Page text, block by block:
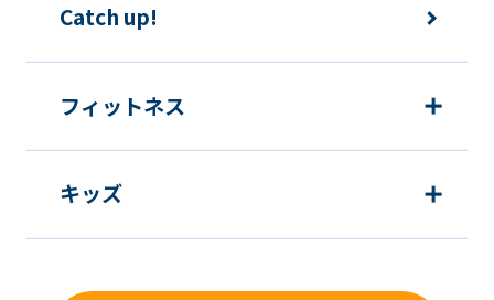
Catch up!
フィットネス
キッズ